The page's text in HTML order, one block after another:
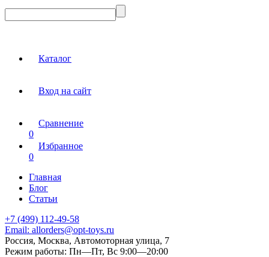
Каталог
Вход на сайт
Сравнение
0
Избранное
0
Главная
Блог
Статьи
+7 (499) 112-49-58
Email: allorders@opt-toys.ru
Россия, Москва, Автомоторная улица, 7
Режим работы: Пн—Пт, Вс 9:00—20:00